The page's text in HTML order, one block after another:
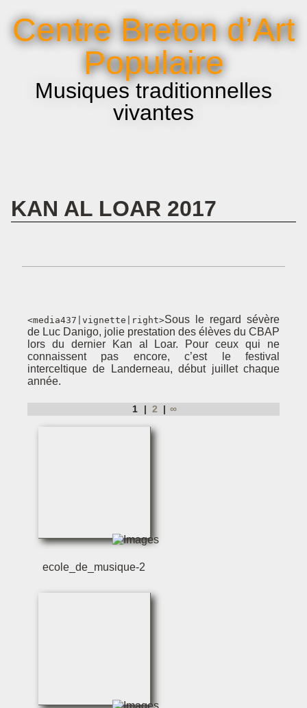
Centre Breton d’Art
Populaire
Musiques traditionnelles
vivantes
Infos pratiques
KAN AL LOAR 2017
<media437|vignette|right>Sous le regard sévère
de Luc Danigo, jolie prestation des élèves du CBAP
lors du dernier Kan al Loar. Pour ceux qui ne
connaissent pas encore, c’est le festival
interceltique de Landerneau, début juillet chaque
année.
1 2 ∞
ecole_de_musique-2